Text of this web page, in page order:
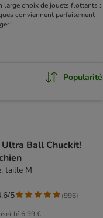
large choix de jouets flottants :
conviennent parfaitement
!
Popularité
Ball Chuckit!
taille M
6,99 €
5 (996)